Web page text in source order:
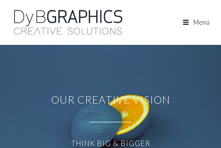
Menú
OUR CREATIVE VISION
THINK BIG & BIGGER